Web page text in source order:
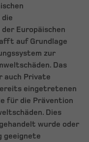
Europäischen
auf Grundlage
zur
Das
auch Private
eingetretenen
für die Prävention
Dies
wurde oder
geeignete